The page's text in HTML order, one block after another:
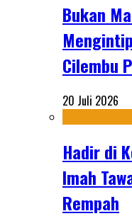
Bukan
Cilembu
20 Juli 2026
Hadir di
Imah
Rempah